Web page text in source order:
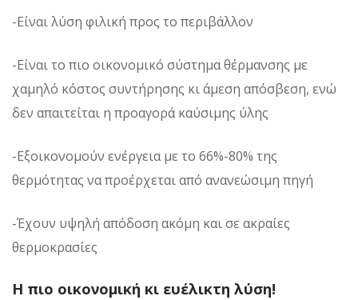
-Είναι λύση φιλική προς το περιβάλλον
-Είναι το πιο οικονομικό σύστημα θέρμανσης με
χαμηλό κόστος συντήρησης κι άμεση απόσβεση, ενώ
δεν απαιτείται η προαγορά καύσιμης ύλης
-Εξοικονομούν ενέργεια με το 66%-80% της
θερμότητας να προέρχεται από ανανεώσιμη πηγή
-Έχουν υψηλή απόδοση ακόμη και σε ακραίες
θερμοκρασίες
Η πιο οικονομική κι ευέλικτη λύση!